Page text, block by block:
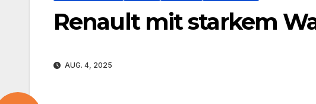
Renault mit starkem
AUG. 4, 2025